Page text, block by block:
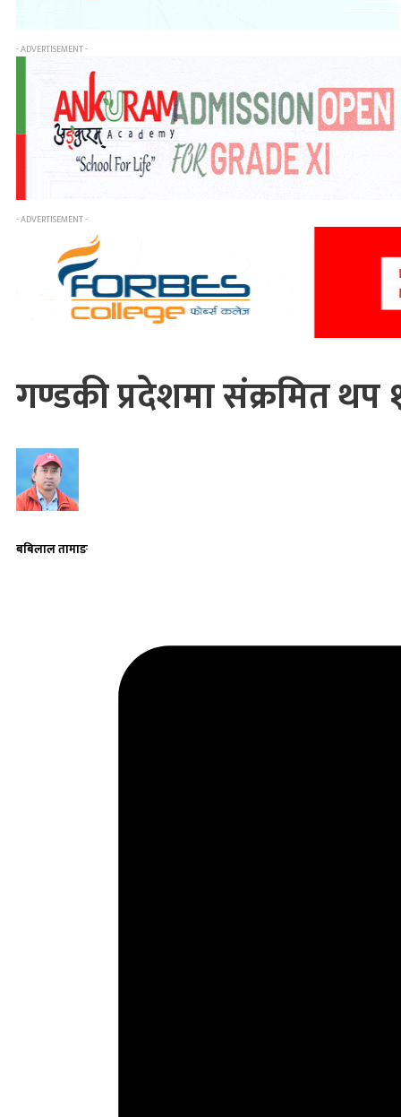
- ADVERTISEMENT -
- ADVERTISEMENT -
गण्डकी प्रदेशमा संक्रमित
बबिलाल तामाङ